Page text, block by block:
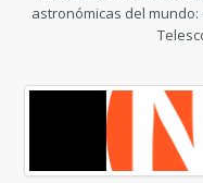
astronómicas del mundo: